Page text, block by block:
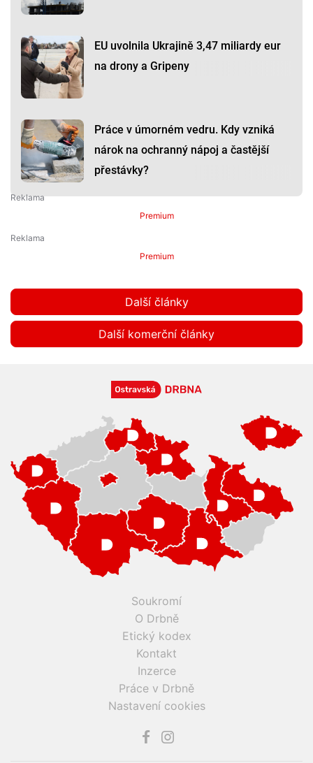
EU uvolnila Ukrajině 3,47 miliardy eur
na drony a Gripeny
Práce v úmorném vedru. Kdy vzniká
nárok na ochranný nápoj a častější
přestávky?
Premium
Premium
Další články
Další komerční články
Soukromí
O Drbně
Etický kodex
Kontakt
Inzerce
Práce v Drbně
Nastavení cookies